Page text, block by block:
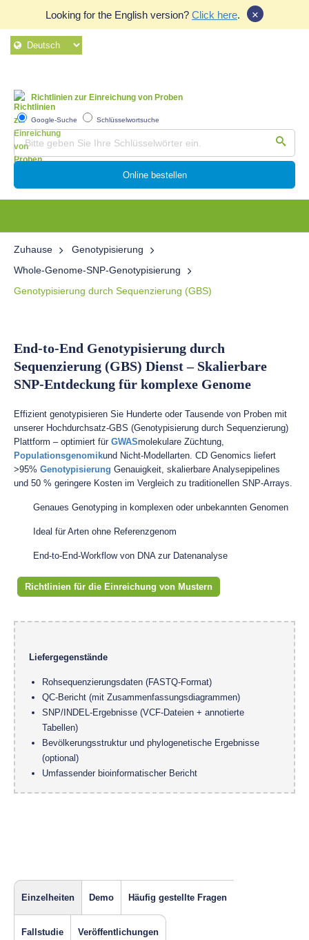
Looking for the English version? Click here. ×
Richtlinien zur Einreichung von Proben
Google-Suche Schlüsselwortsuche
Online bestellen
Zuhause
Genotypisierung
Whole-Genome-SNP-Genotypisierung
Genotypisierung durch Sequenzierung (GBS)
End-to-End Genotypisierung durch
Sequenzierung (GBS) Dienst – Skalierbare
SNP-Entdeckung für komplexe Genome
Effizient genotypisieren Sie Hunderte oder Tausende von Proben mit
unserer Hochdurchsatz-GBS (Genotypisierung durch Sequenzierung)
Plattform – optimiert für GWASmolekulare Züchtung,
Populationsgenomikund Nicht-Modellarten. CD Genomics liefert
>95% Genotypisierung Genauigkeit, skalierbare Analysepipelines
und 50 % geringere Kosten im Vergleich zu traditionellen SNP-Arrays.
Genaues Genotyping in komplexen oder unbekannten Genomen
Ideal für Arten ohne Referenzgenom
End-to-End-Workflow von DNA zur Datenanalyse
Richtlinien für die Einreichung von Mustern
Liefergegenstände
Rohsequenzierungsdaten (FASTQ-Format)
QC-Bericht (mit Zusammenfassungsdiagrammen)
SNP/INDEL-Ergebnisse (VCF-Dateien + annotierte
Tabellen)
Bevölkerungsstruktur und phylogenetische Ergebnisse
(optional)
Umfassender bioinformatischer Bericht
Einzelheiten Demo Häufig gestellte Fragen
Fallstudie Veröffentlichungen